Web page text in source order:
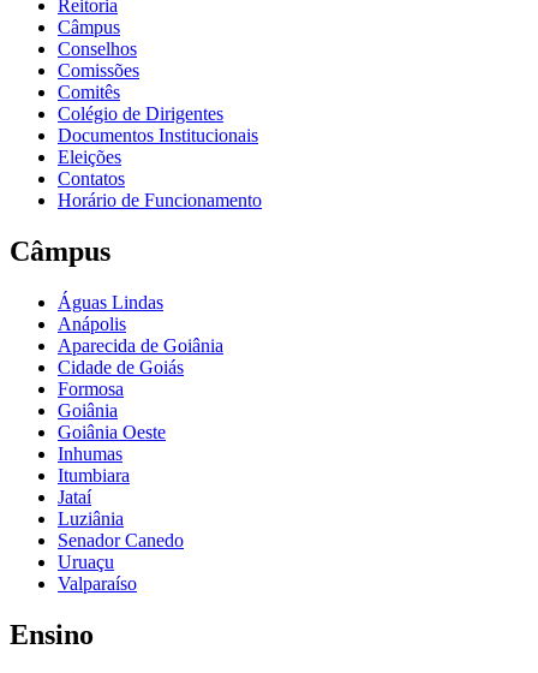
Reitoria
Câmpus
Conselhos
Comissões
Comitês
Colégio de Dirigentes
Documentos Institucionais
Eleições
Contatos
Horário de Funcionamento
Câmpus
Águas Lindas
Anápolis
Aparecida de Goiânia
Cidade de Goiás
Formosa
Goiânia
Goiânia Oeste
Inhumas
Itumbiara
Jataí
Luziânia
Senador Canedo
Uruaçu
Valparaíso
Ensino